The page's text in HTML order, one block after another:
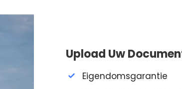
Upload Uw
Eigendomsgarantie